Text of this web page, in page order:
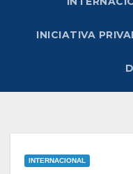
INICIATIVA
INTERNACIONAL